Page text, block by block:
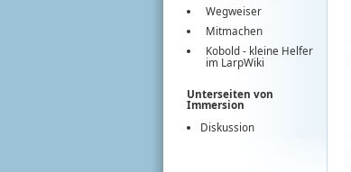
Wegweiser
Mitmachen
Kobold - kleine Helfer
im LarpWiki
Unterseiten von
Immersion
Diskussion